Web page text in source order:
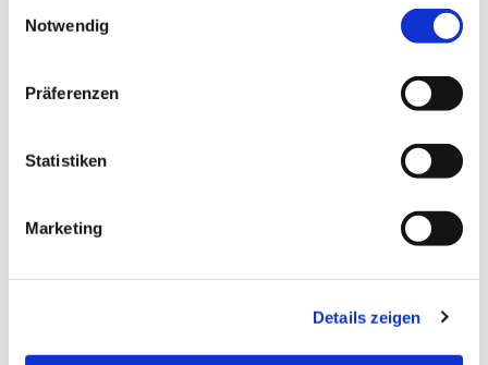
Notwendig
Präferenzen
Statistiken
Marketing
Details zeigen